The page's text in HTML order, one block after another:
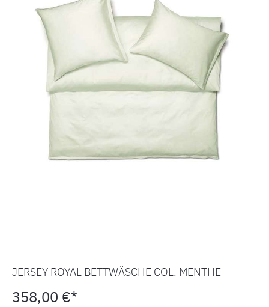
JERSEY ROYAL BETTWÄSCHE COL. MENTHE
358,00 €*